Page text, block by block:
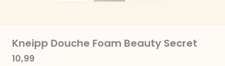
Kneipp Douche Foam Beauty Secret
10,99